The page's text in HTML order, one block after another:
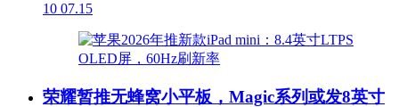
10 07.15
荣耀暂推无蜂窝小平板，Magic系列或发8英寸